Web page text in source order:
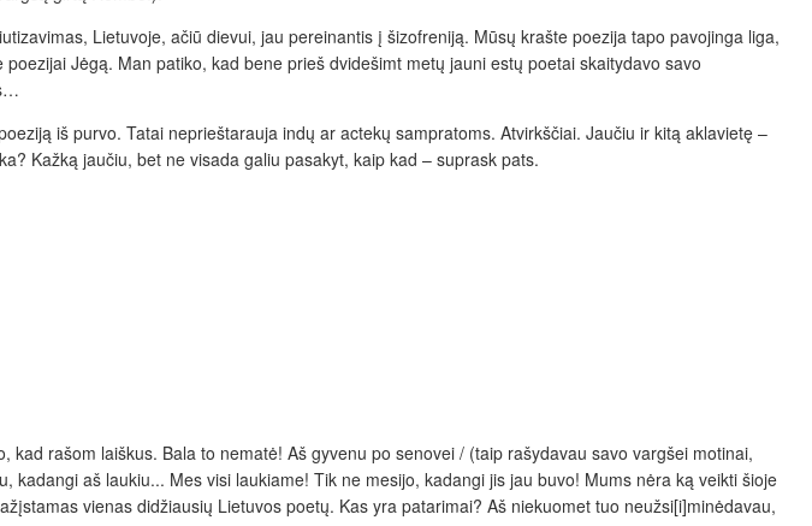
Lietuvoje, ačiū dievui, jau pereinantis į šizofreniją. Mūsų krašte poezija tapo pavojinga liga,
Jėgą. Man patiko, kad bene prieš dvidešimt metų jauni estų poetai skaitydavo savo
iš purvo. Tatai neprieštarauja indų ar actekų sampratoms. Atvirkščiai. Jaučiu ir kitą aklavietę –
Kažką jaučiu, bet ne visada galiu pasakyt, kaip kad – suprask pats.
rašom laiškus. Bala to nematė! Aš gyvenu po senovei / (taip rašydavau savo vargšei motinai,
aš laukiu... Mes visi laukiame! Tik ne mesijo, kadangi jis jau buvo! Mums nėra ką veikti šioje
vienas didžiausių Lietuvos poetų. Kas yra patarimai? Aš niekuomet tuo neužsi[i]minėdavau,